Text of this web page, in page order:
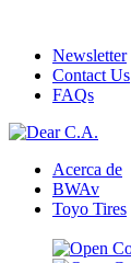
Newsletter
Contact Us
FAQs
Acerca de
BWAv
Toyo Tires